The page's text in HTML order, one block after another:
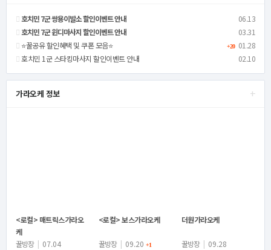
06.13
호치민 7군 쌍용이발소 할인이벤트 안내
03.31
호치민 7군 윈디마사지 할인이벤트 안내
+20 01.28
⭐️꿀공유 할인혜택 및 쿠폰 모음⭐️
02.10
호치민 1군 스타킹마사지 할인이벤트 안내
+
가라오케 정보
<로컬> 매트릭스가라오
케
꿀방장 | 07.04
<로컬> 보스가라오케
꿀방장 | 09.20 +1
더원가라오케
꿀방장 | 09.28